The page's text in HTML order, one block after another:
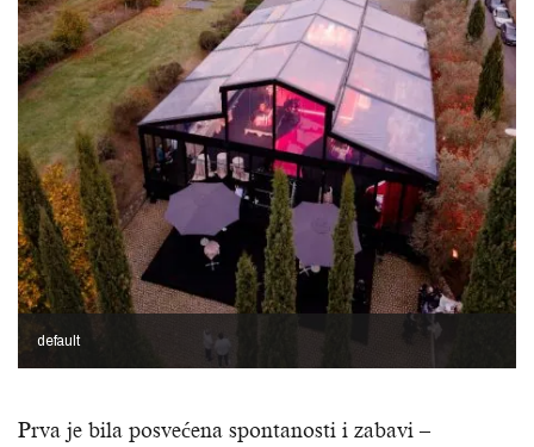
default
Prva je bila posvećena spontanosti i zabavi –